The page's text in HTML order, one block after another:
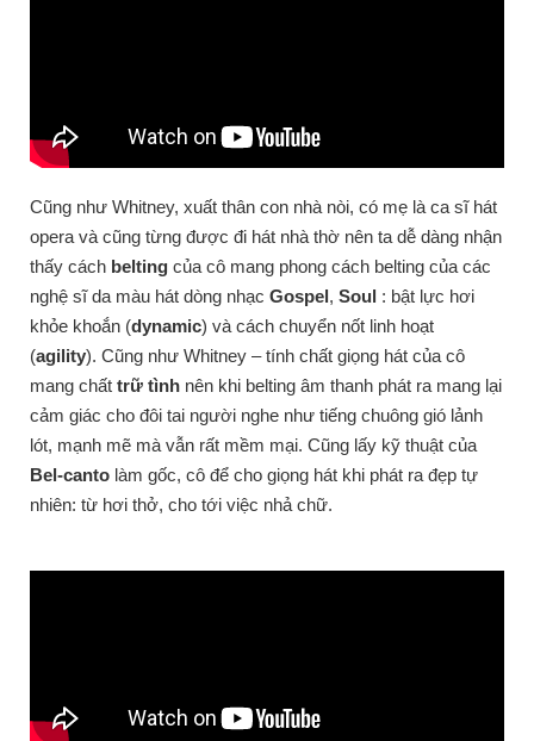
Cũng như Whitney, xuất thân con nhà nòi, có mẹ là ca sĩ hát
opera và cũng từng được đi hát nhà thờ nên ta dễ dàng nhận
thấy cách belting của cô mang phong cách belting của các
nghệ sĩ da màu hát dòng nhạc Gospel, Soul : bật lực hơi
khỏe khoắn (dynamic) và cách chuyển nốt linh hoạt
(agility). Cũng như Whitney – tính chất giọng hát của cô
mang chất trữ tình nên khi belting âm thanh phát ra mang lại
cảm giác cho đôi tai người nghe như tiếng chuông gió lảnh
lót, mạnh mẽ mà vẫn rất mềm mại. Cũng lấy kỹ thuật của
Bel-canto làm gốc, cô để cho giọng hát khi phát ra đẹp tự
nhiên: từ hơi thở, cho tới việc nhả chữ.